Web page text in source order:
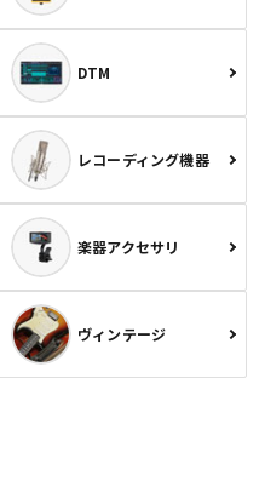
DTM
レコーディング機器
楽器アクセサリ
ヴィンテージ